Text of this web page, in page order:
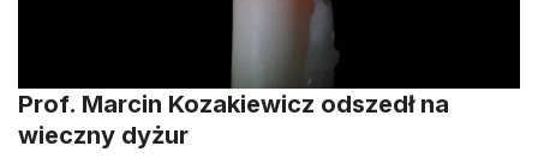
Prof. Marcin Kozakiewicz odszedł na
wieczny dyżur